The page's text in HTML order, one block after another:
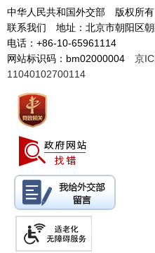
中华人民共和国外交部 版权所有
联系我们 地址：北京市朝阳区
电话：+86-10-65961114
网站标识码：bm02000004 京
11040102700114